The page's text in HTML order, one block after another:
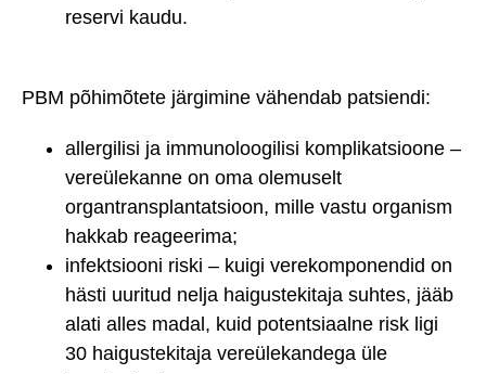
reservi kaudu.
PBM põhimõtete järgimine vähendab patsiendi:
allergilisi ja immunoloogilisi komplikatsioone –
vereülekanne on oma olemuselt
organtransplantatsioon, mille vastu organism
hakkab reageerima;
infektsiooni riski – kuigi verekomponendid on
hästi uuritud nelja haigustekitaja suhtes, jääb
alati alles madal, kuid potentsiaalne risk ligi
30 haigustekitaja vereülekandega üle